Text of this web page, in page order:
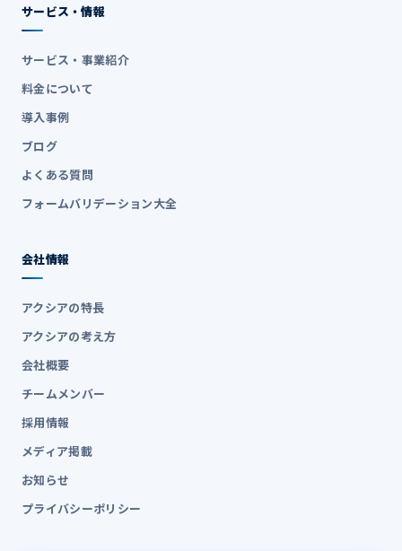
サービス・情報
サービス・事業紹介
料金について
導入事例
ブログ
よくある質問
フォームバリデーション大全
会社情報
アクシアの特長
アクシアの考え方
会社概要
チームメンバー
採用情報
メディア掲載
お知らせ
プライバシーポリシー